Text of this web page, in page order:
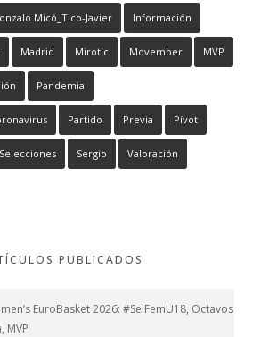
Micó_Tico-Javier Información
Madrid Mirotic Movember MVP
Pandemia
Partido Previa Pívot
Selecciones Sergio Valoración
PUBLICADOS
EuroBasket 2026: #SelFemU18, Octavos
MVP